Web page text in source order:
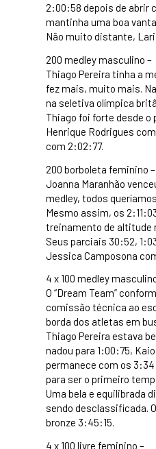
2:00:58 depois de abrir
mantinha uma boa
Não muito distante,
200 medley masculino –
Thiago Pereira tinha a
fez mais, muito mais.
na seletiva olímpica
Thiago foi forte desde o
Henrique Rodrigues
com 2:02:77.
200 borboleta feminino –
Joanna Maranhão
medley, todos
Mesmo assim, os
treinamento de altitude
Seus parciais 30:52,
Jessica Camposona
4 x 100 medley
O “Dream Team”
comissão técnica ao
borda dos atletas em
Thiago Pereira estava
nadou para 1:00:75,
permanece com os
para ser o primeiro
Uma bela e equilibrada
sendo desclassificada.
bronze 3:45:15.
4 x 100 livre feminino –